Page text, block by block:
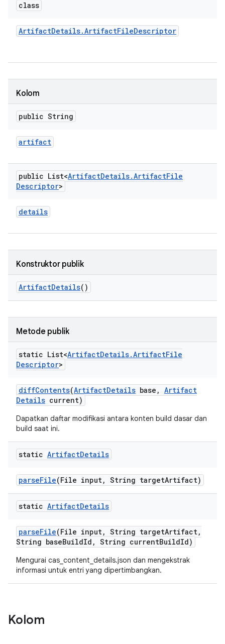
class
ArtifactDetails.ArtifactFileDescriptor
Kolom
public String
artifact
public List<ArtifactDetails.ArtifactFile
Descriptor>
details
Konstruktor publik
ArtifactDetails()
Metode publik
static List<ArtifactDetails.ArtifactFile
Descriptor>
diffContents(ArtifactDetails base , Artifact
Details current)
Dapatkan daftar modifikasi antara konten build dasar dan
build saat ini.
static ArtifactDetails
parseFile(File input, String targetArtifact)
static ArtifactDetails
parseFile(File input, String targetArtifact,
String baseBuildId , String currentBuildId)
Mengurai cas_content_details.json dan mengekstrak
informasi untuk entri yang dipertimbangkan.
Kolom